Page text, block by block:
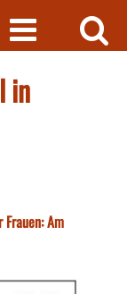
in
Am